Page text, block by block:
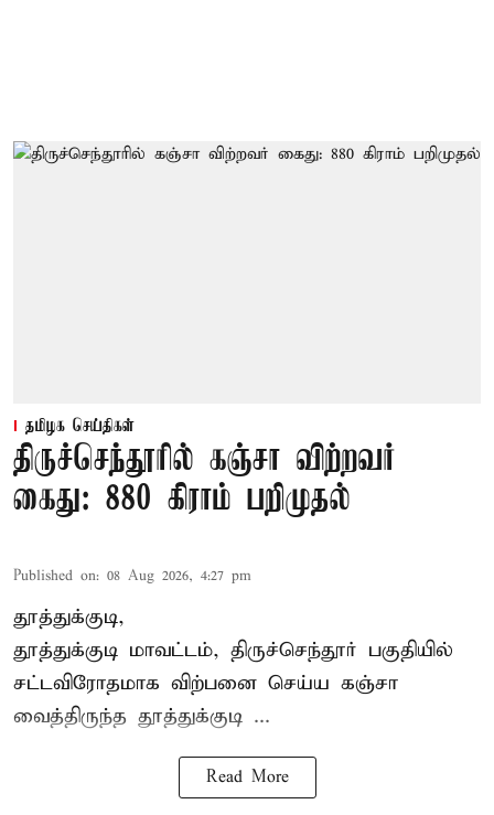
தமிழக செய்திகள்
திருச்செந்தூரில் கஞ்சா விற்றவர்
கைது: 880 கிராம் பறிமுதல்
Published on: 08 Aug 2026, 4:27 pm
தூத்துக்குடி,
தூத்துக்குடி மாவட்டம், திருச்செந்தூர் பகுதியில்
சட்டவிரோதமாக விற்பனை செய்ய கஞ்சா
வைத்திருந்த தூத்துக்குடி ...
Read More